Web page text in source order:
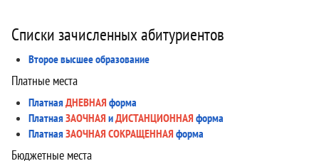
Списки зачисленных абитуриентов
Второе высшее образование
Платные места
Платная ДНЕВНАЯ форма
Платная ЗАОЧНАЯ иДИСТАНЦИОННАЯ форма
Платная ЗАОЧНАЯ СОКРАЩЕННАЯ форма
Бюджетные места